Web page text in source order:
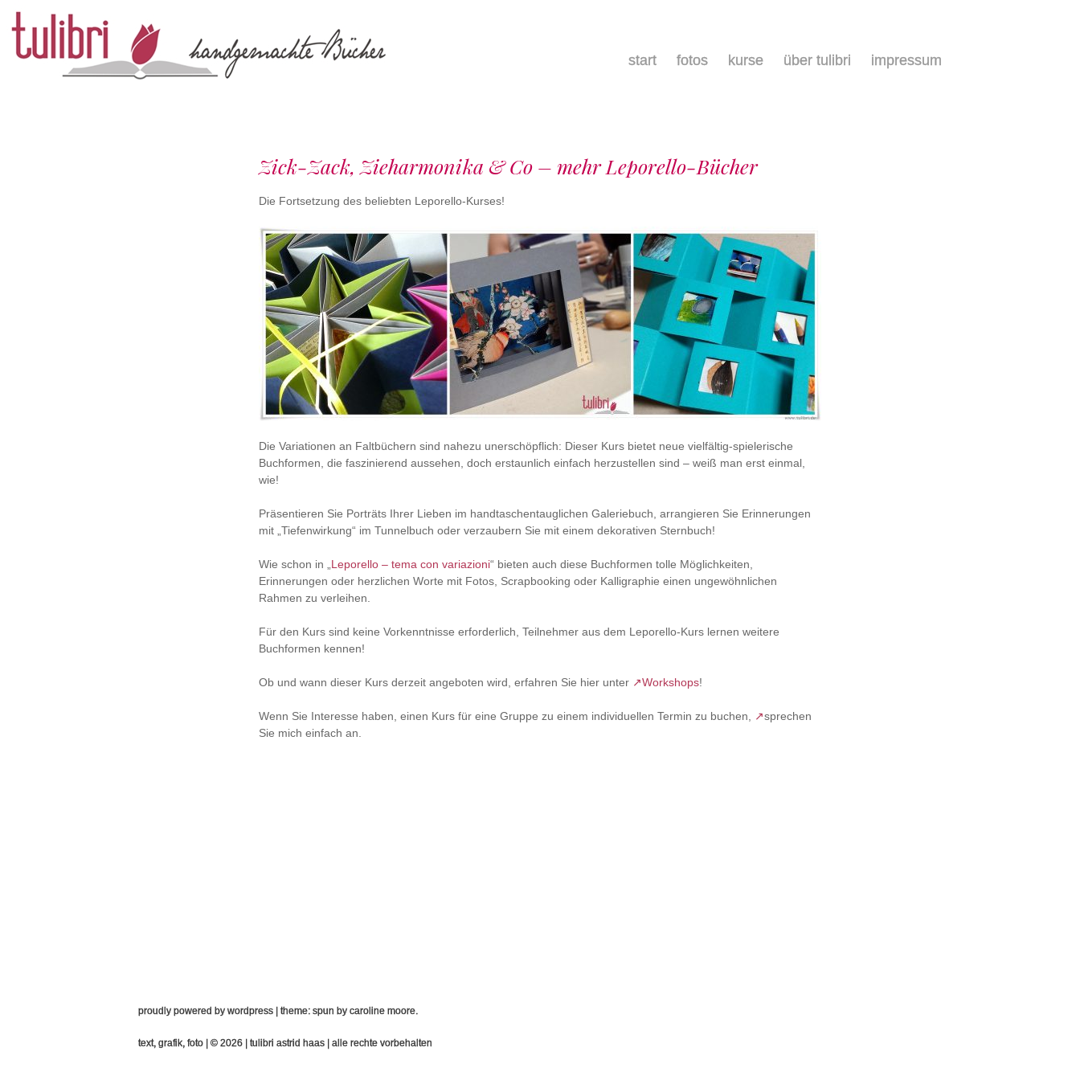
papieratelier
start fotos kurse über tulibri impressum
Zick-Zack, Zieharmonika & Co – mehr Leporello-Bücher
Die Fortsetzung des beliebten Leporello-Kurses!
Die Variationen an Faltbüchern sind nahezu unerschöpflich: Dieser Kurs bietet neue vielfältig-spielerische
Buchformen, die faszinierend aussehen, doch erstaunlich einfach herzustellen sind – weiß man erst einmal,
wie!
Präsentieren Sie Porträts Ihrer Lieben im handtaschentauglichen Galeriebuch, arrangieren Sie Erinnerungen
mit „Tiefenwirkung“ im Tunnelbuch oder verzaubern Sie mit einem dekorativen Sternbuch!
Wie schon in „ Leporello – tema con variazioni“ bieten auch diese Buchformen tolle Möglichkeiten,
Erinnerungen oder herzlichen Worte mit Fotos, Scrapbooking oder Kalligraphie einen ungewöhnlichen
Rahmen zu verleihen.
Für den Kurs sind keine Vorkenntnisse erforderlich, Teilnehmer aus dem Leporello-Kurs lernen weitere
Buchformen kennen!
Ob und wann dieser Kurs derzeit angeboten wird, erfahren Sie hier unter ↗Workshops!
Wenn Sie Interesse haben, einen Kurs für eine Gruppe zu einem individuellen Termin zu buchen, ↗sprechen
Sie mich einfach an.
proudly powered by wordpress theme: spun by caroline moore.
text, grafik, foto | © 2026 | tulibri astrid haas | alle rechte vorbehalten